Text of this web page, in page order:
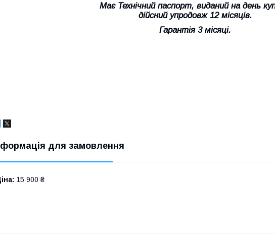
Має Технічний паспорт, виданий на день
дійсний упродовж 12 місяців.
Гарантія 3 місяці.
для замовлення
15 900 ₴